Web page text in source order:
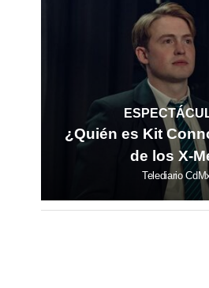
¿Quién es Kit
de los X-
Telediario